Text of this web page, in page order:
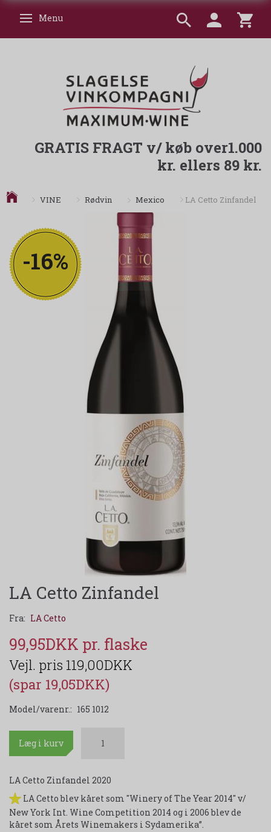
Skifte navigation
Menu
GRATIS FRAGT v/ køb over1.000
kr. ellers 89 kr.
VINE Rødvin Mexico LA Cetto Zinfandel
-16%
LA Cetto Zinfandel
Fra: LA Cetto
99,95DKK
119,00DKK
(spar 19,05DKK)
Model/varenr.: 165 1012
Læg i kurv
LA Cetto Zinfandel 2020
LA Cetto blev kåret som "Winery of The Year 2014" v/
New York Int. Wine Competition 2014 og i 2006 blev de
kåret som Årets Winemakers i Sydamerika”.